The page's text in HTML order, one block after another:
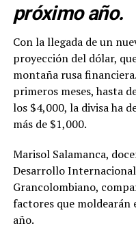
próximo año.
Con la llegada de un
proyección del dólar,
montaña rusa
primeros meses, hasta
los $4,000, la divisa ha
más de $1,000.
Marisol Salamanca,
Desarrollo
Grancolombiano,
factores que moldearán
año.